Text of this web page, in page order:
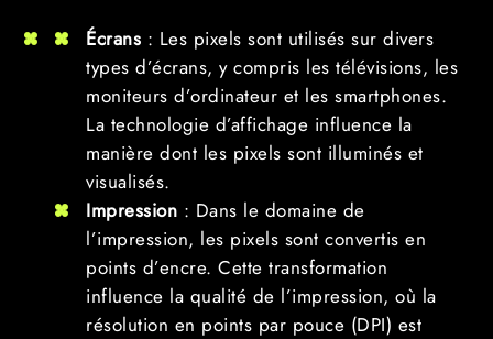
Écrans : Les pixels sont utilisés sur divers
types d’écrans, y compris les télévisions, les
moniteurs d’ordinateur et les smartphones.
La technologie d’affichage influence la
manière dont les pixels sont illuminés et
visualisés.
Impression : Dans le domaine de
l’impression, les pixels sont convertis en
points d’encre. Cette transformation
influence la qualité de l’impression, où la
résolution en points par pouce (DPI) est